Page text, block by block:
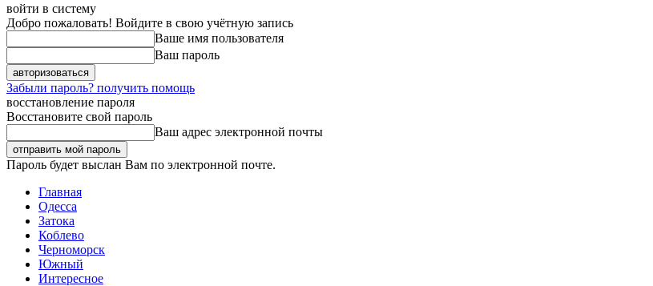
войти в систему
Добро пожаловать! Войдите в свою учётную запись
Ваше имя пользователя
Ваш пароль
Забыли пароль? получить помощь
восстановление пароля
Восстановите свой пароль
Ваш адрес электронной почты
Пароль будет выслан Вам по электронной почте.
Главная
Одесса
Затока
Коблево
Черноморск
Южный
Интересное